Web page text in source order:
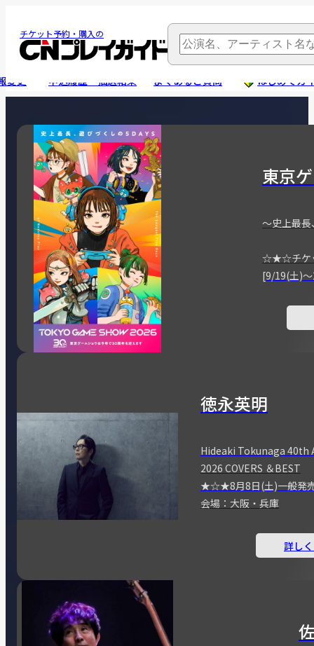
チケット予約・購入の
変更 申込履歴・抽選結果 よくあるご質問 はじめてガ
東京
～史上最長
☆★☆チケ
[9/19(土)
徳永英明
Hideaki Tokunaga 40th
2026 COVERS ＆BEST
★☆★8月8日(土)一般
会場：大阪・兵庫
詳し